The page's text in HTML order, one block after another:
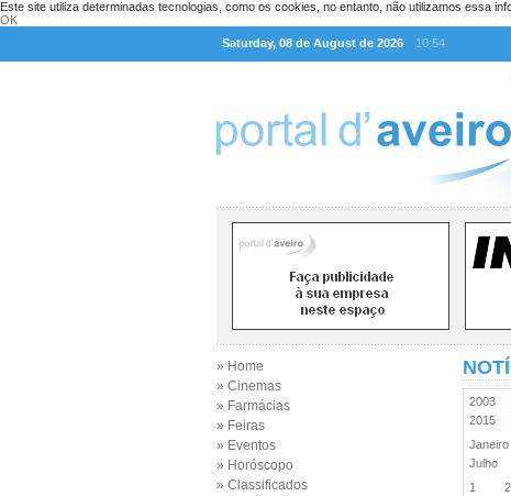
Este site utiliza determinadas tecnologias, como os cookies, no entanto, não utilizamos essa
OK
Saturday, 08 de August de 2026
10:54
» Home
» Cinemas
» Farmácias
» Feiras
» Eventos
» Horóscopo
» Classificados
2003
2015
Janeiro
Julho
1
2